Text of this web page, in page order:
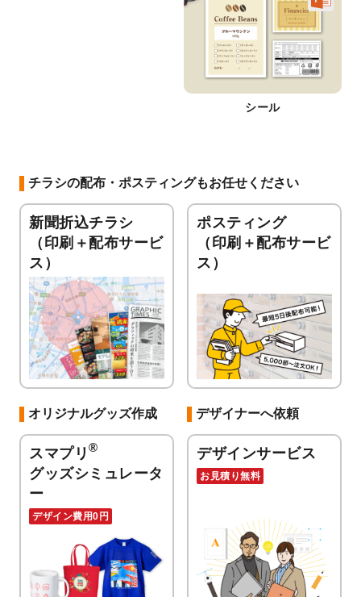
シール
チラシの配布・ポスティングもお任せください
新聞折込チラシ
（印刷＋配布サービ
ス）
ポスティング
（印刷＋配布サービ
ス）
オリジナルグッズ作成
スマプリ ®
グッズシミュレータ
ー
デザイン費用0円
デザイナーへ依頼
デザインサービス
お見積り無料